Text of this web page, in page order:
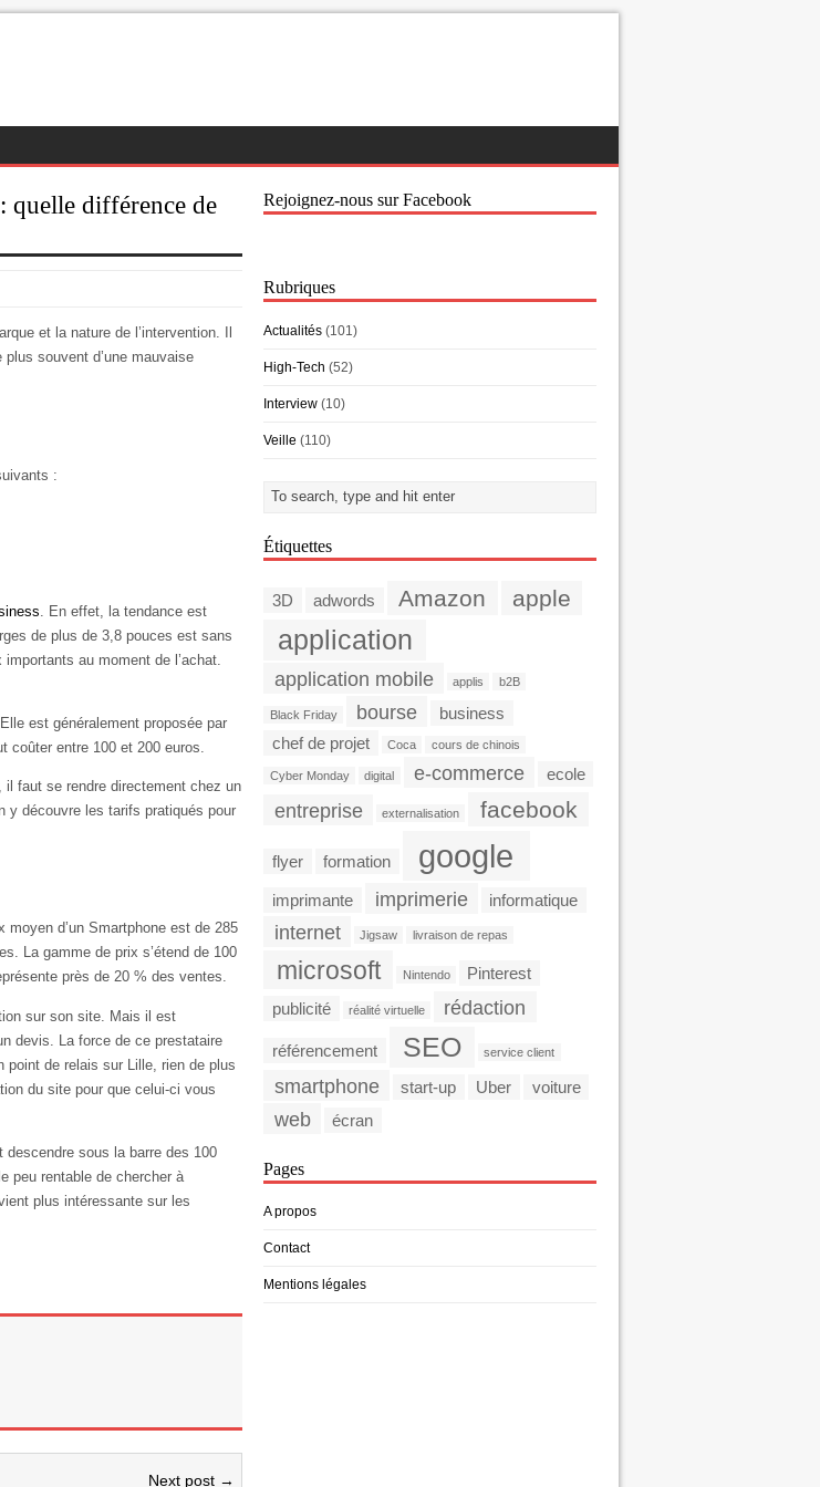
quelle différence de
et la nature de l’intervention. Il
souvent d’une mauvaise
:
. En effet, la tendance est
de plus de 3,8 pouces est sans
au moment de l’achat.
est généralement proposée par
coûter entre 100 et 200 euros.
il faut se rendre directement chez un
y découvre les tarifs pratiqués pour
moyen d’un Smartphone est de 285
La gamme de prix s’étend de 100
près de 20 % des ventes.
sur son site. Mais il est
devis. La force de ce prestataire
point de relais sur Lille, rien de plus
du site pour que celui-ci vous
sous la barre des 100
peu rentable de chercher à
plus intéressante sur les
Next post →
Rejoignez-nous sur Facebook
Rubriques
Actualités (101)
High-Tech (52)
Interview (10)
Veille (110)
Étiquettes
3D adwords Amazon apple
application
application mobile applis b2B
Black Friday bourse
business
chef de projet
Coca cours de chinois
Cyber Monday digital e-commerce ecole
entreprise externalisation facebook
flyer formation google
imprimante imprimerie informatique
internet Jigsaw livraison de repas
microsoft Nintendo
Pinterest
publicité
réalité virtuelle rédaction
référencement SEO service client
smartphone start-up Uber voiture
web écran
Pages
A propos
Contact
Mentions légales